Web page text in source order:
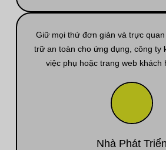
Giữ mọi thứ đơn giản và trực
trữ an toàn cho ứng dụng, công ty
việc phụ hoặc trang web khách
Nhà Phát Triển